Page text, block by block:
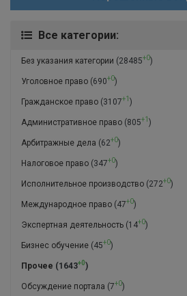
Все категории:
Без указания категории (28485+0)
Уголовное право (690+0)
Гражданское право (3107+1 )
Административное право (805+1 )
Арбитражные дела (62+0)
Налоговое право (347+0)
Исполнительное производство (272+0)
Международное право (47+0)
Экспертная деятельность (14+0)
Бизнес обучение (45+0)
Прочее (1643+0)
Обсуждение портала (7+0)